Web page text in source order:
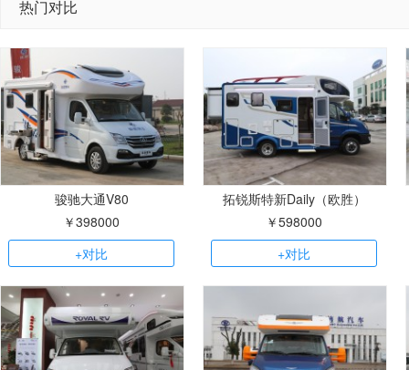
热门对比
骏驰大通V80
￥398000
+对比
拓锐斯特新Daily（欧胜）
￥598000
+对比